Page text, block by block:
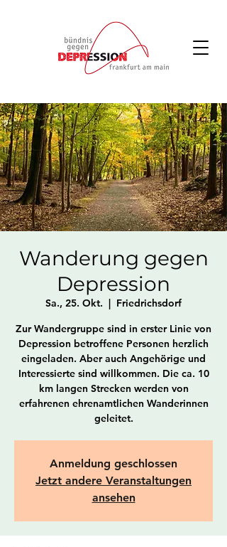
Wanderung gegen
Depression
Sa., 25. Okt.
  |
Friedrichsdorf
Zur Wandergruppe sind in erster Linie von
Depression betroffene Personen herzlich
eingeladen. Aber auch Angehörige und
Interessierte sind willkommen. Die ca. 10
km langen Strecken werden von
erfahrenen ehrenamtlichen Wanderinnen
geleitet.
Anmeldung geschlossen
Jetzt andere Veranstaltungen
ansehen